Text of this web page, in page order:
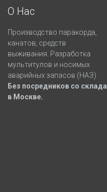
О Нас
Производство паракорда,
канатов, средств
выживания. Разработка
мультитулов и носимых
аварийных запасов (НАЗ).
Без посредников со склада
в Москве.